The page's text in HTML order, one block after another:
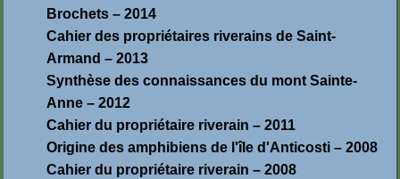
Brochets – 2014
Cahier des propriétaires riverains de Saint-
Armand – 2013
Synthèse des connaissances du mont Sainte-
Anne – 2012
Cahier du propriétaire riverain – 2011
Origine des amphibiens de l'île d'Anticosti – 2008
Cahier du propriétaire riverain – 2008